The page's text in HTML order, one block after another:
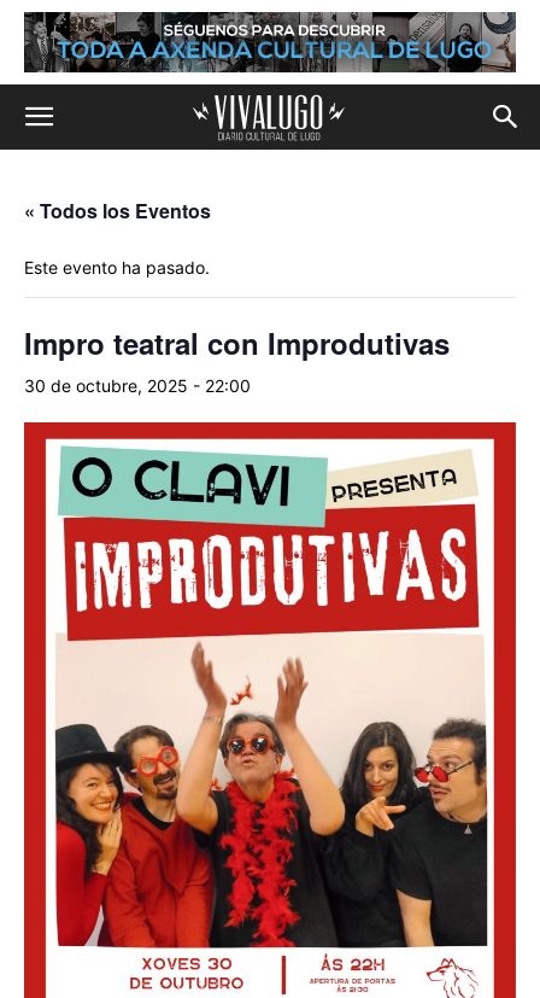
« Todos los Eventos
Este evento ha pasado.
Impro teatral con Improdutivas
30 de octubre, 2025 - 22:00